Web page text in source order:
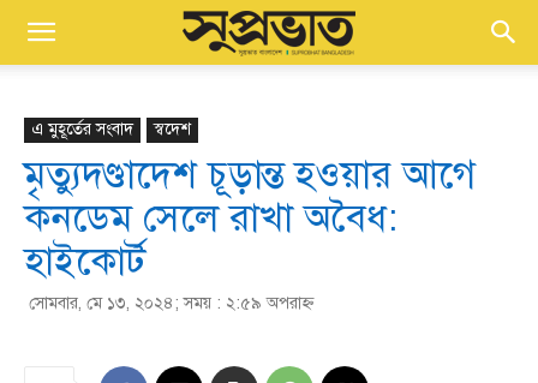
এ মুহূর্তের সংবাদ স্বদেশ
মৃত্যুদণ্ডাদেশ চূড়ান্ত হওয়ার আগে
কনডেম সেলে রাখা অবৈধ:
হাইকোর্ট
সোমবার, মে ১৩, ২০২৪; সময় : ২:৫৯ অপরাহ্ণ